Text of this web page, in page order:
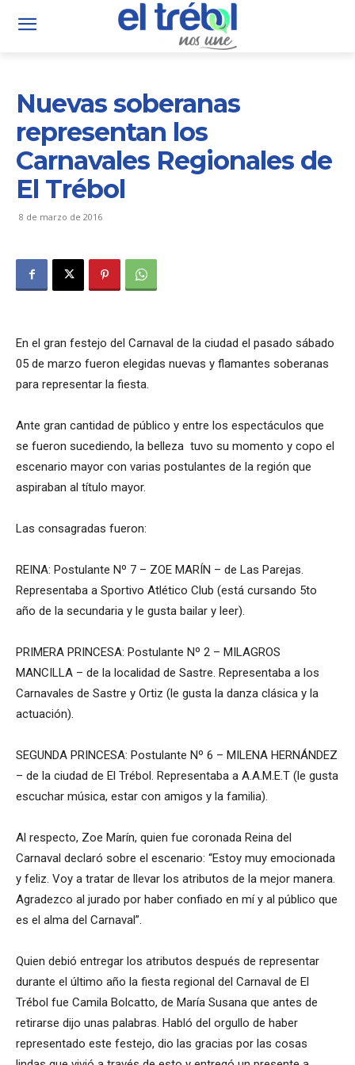
Nuevas soberanas
representan los
Carnavales Regionales de
El Trébol
8 de marzo de 2016
En el gran festejo del Carnaval de la ciudad el pasado sábado
05 de marzo fueron elegidas nuevas y flamantes soberanas
para representar la fiesta.
Ante gran cantidad de público y entre los espectáculos que
se fueron sucediendo, la belleza tuvo su momento y copo el
escenario mayor con varias postulantes de la región que
aspiraban al título mayor.
Las consagradas fueron:
REINA: Postulante Nº 7 – ZOE MARÍN – de Las Parejas.
Representaba a Sportivo Atlético Club (está cursando 5to
año de la secundaria y le gusta bailar y leer).
PRIMERA PRINCESA: Postulante Nº 2 – MILAGROS
MANCILLA – de la localidad de Sastre. Representaba a los
Carnavales de Sastre y Ortiz (le gusta la danza clásica y la
actuación).
SEGUNDA PRINCESA: Postulante Nº 6 – MILENA HERNÁNDEZ
– de la ciudad de El Trébol. Representaba a A.A.M.E.T (le gusta
escuchar música, estar con amigos y la familia).
Al respecto, Zoe Marín, quien fue coronada Reina del
Carnaval declaró sobre el escenario: “Estoy muy emocionada
y feliz. Voy a tratar de llevar los atributos de la mejor manera.
Agradezco al jurado por haber confiado en mí y al público que
es el alma del Carnaval”.
Quien debió entregar los atributos después de representar
durante el último año la fiesta regional del Carnaval de El
Trébol fue Camila Bolcatto, de María Susana que antes de
retirarse dijo unas palabras. Habló del orgullo de haber
representado este festejo, dio las gracias por las cosas